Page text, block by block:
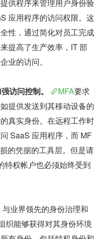
供程序来管理用户身份验
应用程序的访问权限。这
性，通过简化对员工完成
提高了生产效率，IT 部
业的访问。
访问控制。 MFA要求
提供发送到其移动设备的
真实身份。在远程工作时
SaaS 应用程序，而 MF
的凭据的工具层。但是请
特权帐户也必须始终受到
与业界领先的身份治理和
织能够获得对其身份环境